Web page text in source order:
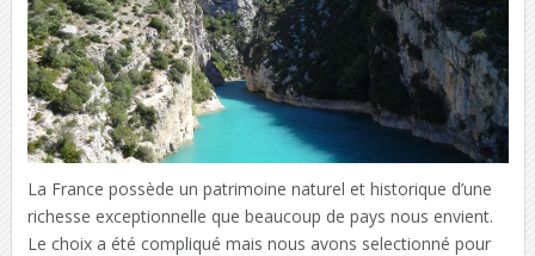
La France possède un patrimoine naturel et historique d’une
richesse exceptionnelle que beaucoup de pays nous envient.
Le choix a été compliqué mais nous avons selectionné pour